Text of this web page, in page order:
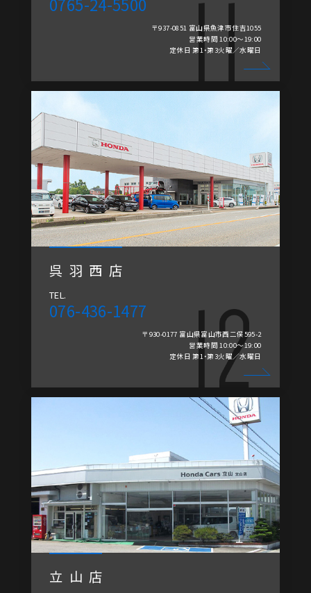
〒937-0851 富山県魚津市住吉1055
営業時間 10:00～19:00
定休日 第1・第3火曜／水曜日
呉羽西店
TEL.
076-436-1477
〒930-0177 富山県富山市西二俣595-2
営業時間 10:00～19:00
定休日 第1・第3火曜／水曜日
立山店